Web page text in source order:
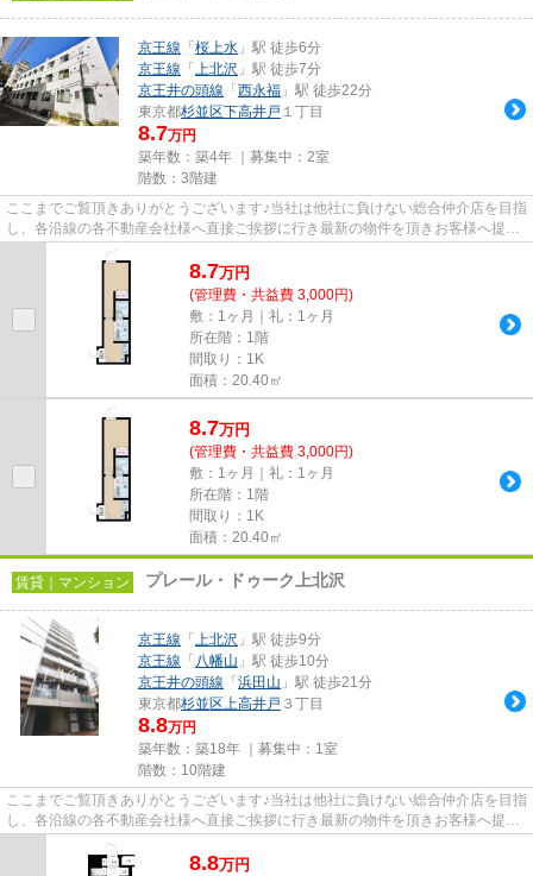
京王線 「 桜上水 」駅 徒歩6分
京王線 「 上北沢 」駅 徒歩7分
京王井の頭線 「 西永福 」駅 徒歩22分
東京都杉並区下高井戸 １丁目
8.7万円
築年数：築4年 ｜募集中： 2室
階数：3階建
ここまでご覧頂きありがとうございます♪当社は他社に負けない総合仲介店を目指
し、各沿線の各不動産会社様へ直接ご挨拶に行き最新の物件を頂きお客様へ提供
しております！最新の情報は...
8.7万円
(管理費・共益費 3,000円)
敷：1ヶ月｜礼：1ヶ月
所在階：1階
間取り：1K
面積：20.40㎡
8.7万円
(管理費・共益費 3,000円)
敷：1ヶ月｜礼：1ヶ月
所在階：1階
間取り：1K
面積：20.40㎡
賃貸｜マンション プレール・ドゥーク上北沢
京王線 「 上北沢 」駅 徒歩9分
京王線 「 八幡山 」駅 徒歩10分
京王井の頭線 「 浜田山 」駅 徒歩21分
東京都杉並区上高井戸 ３丁目
8.8万円
築年数：築18年 ｜募集中： 1室
階数：10階建
ここまでご覧頂きありがとうございます♪当社は他社に負けない総合仲介店を目指
し、各沿線の各不動産会社様へ直接ご挨拶に行き最新の物件を頂きお客様へ提供
しております！最新の情報は...
8.8万円